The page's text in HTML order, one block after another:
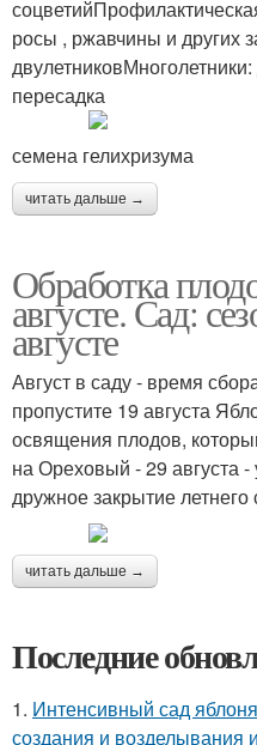
росы , ржавчины и других
пересадка
семена гелихризума
читать дальше →
Обработка
августе. Сад:
августе
Август в саду - время
пропустите 19 августа
освящения плодов,
на Ореховый - 29 августа
дружное закрытие летнего
читать дальше →
Последние
1. Интенсивный сад
создания и возделывания